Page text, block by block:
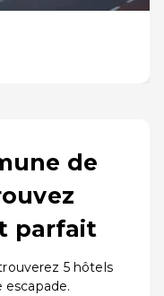
de
parfait
5 hôtels